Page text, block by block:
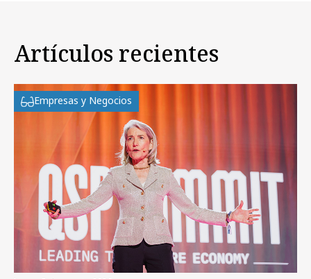
Artículos recientes
Empresas y Negocios